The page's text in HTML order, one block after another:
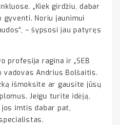
„Kiek girdžiu, dabar
Noriu jaunimui
– šypsosi jau patyręs
profesija ragina ir „SEB
vadovas Andrius Bolšaitis.
išmoksite ar gausite jūsų
Jeigu turite idėją,
imtis dabar pat,